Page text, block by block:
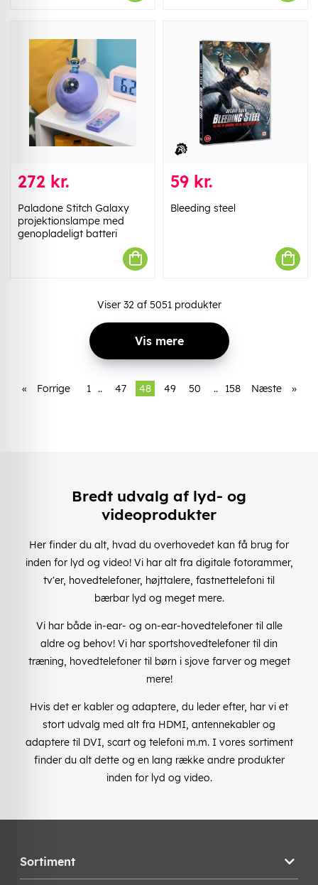
272 kr.
Paladone Stitch Galaxy
projektionslampe med
genopladeligt batteri
59 kr.
Bleeding steel
Viser 32af 5051produkter
Vis mere
« Forrige 1 .. 47 48 49 50 .. 158 Næste »
Bredt udvalg af lyd- og
videoprodukter
Her finder du alt, hvad du overhovedet kan få brug for
inden for lyd og video! Vi har alt fra digitale fotorammer,
tv'er, hovedtelefoner, højttalere, fastnettelefoni til
bærbar lyd og meget mere.
Vi har både in-ear- og on-ear-hovedtelefoner til alle
aldre og behov! Vi har sportshovedtelefoner til din
træning, hovedtelefoner til børn i sjove farver og meget
mere!
Hvis det er kabler og adaptere, du leder efter, har vi et
stort udvalg med alt fra HDMI, antennekabler og
adaptere til DVI, scart og telefoni m.m. I vores sortiment
finder du alt dette og en lang række andre produkter
inden for lyd og video.
Sortiment